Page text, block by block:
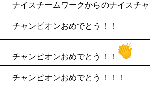
ナイスチームワークからのナイスチャ
チャンピオンおめでとう！！
チャンピオンおめでとう！！
チャンピオンおめでとう！！！